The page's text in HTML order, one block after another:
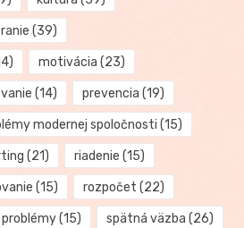
(39)
motivácia (23)
(14) prevencia (19)
modernej spoločnosti (15)
(21) riadenie (15)
(15) rozpočet (22)
(15) spätná väzba (26)